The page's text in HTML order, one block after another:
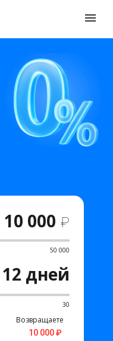
10 000 ₽
50 000
12 дней
30
Возвращаете
10 000 ₽